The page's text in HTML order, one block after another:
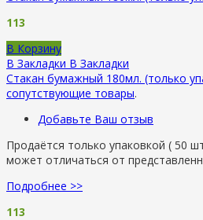
113
В Корзину
В Закладки В Закладки
Стакан бумажный 180мл. (только
сопутствующие товары.
Добавьте Ваш отзыв
Продаётся только упаковкой ( 50
может отличаться от
Подробнее >>
113